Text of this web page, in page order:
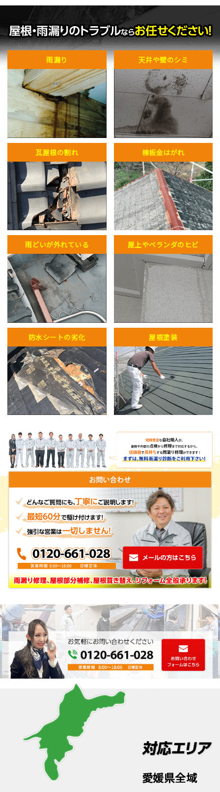
雨漏り 天井や壁のシミ
瓦屋根の割れ 棟板金はがれ
雨どいが外れている 屋上やベランダのヒビ
防水シートの劣化 屋根塗装
愛媛県全域